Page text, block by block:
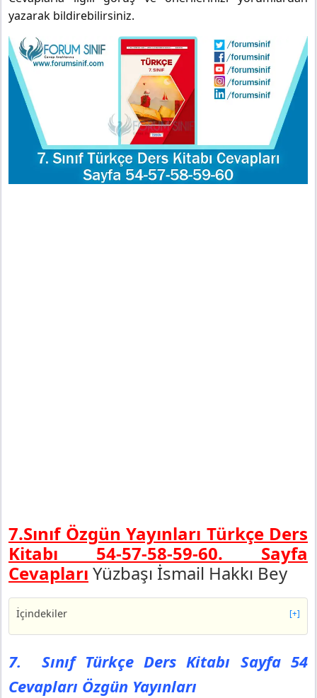
yazarak bildirebilirsiniz.
7.Sınıf Özgün Yayınları Türkçe Ders
Kitabı 54-57-58-59-60. Sayfa
Cevapları Yüzbaşı İsmail Hakkı Bey
İçindekiler [+]
7. Sınıf Türkçe Ders Kitabı Sayfa 54 Cevapları Özgün
Yayınları
Hazırlık Çalışmaları
7. Sınıf Türkçe Ders Kitabı Sayfa 57 Cevapları Özgün
7. Sınıf Türkçe Ders Kitabı Sayfa 54
Cevapları Özgün Yayınları